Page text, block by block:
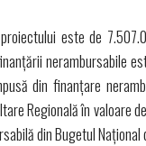
este de
nerambursabile
din finanțare
Regională în valoare
din Bugetul